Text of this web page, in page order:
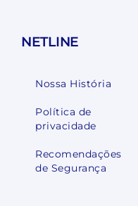
NETLINE
Nossa História
Política de
privacidade
Recomendações
de Segurança